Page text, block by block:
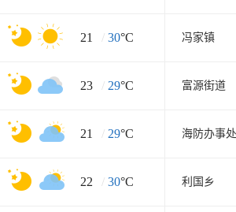
21 / 30°C 冯家镇
23 / 29°C 富源街道
21 / 29°C 海防办事
22 / 30°C 利国乡